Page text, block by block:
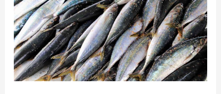
Sarden
dan
Manfaatnya